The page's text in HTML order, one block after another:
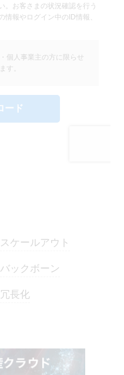
スケールアウト
バックボーン
冗長化